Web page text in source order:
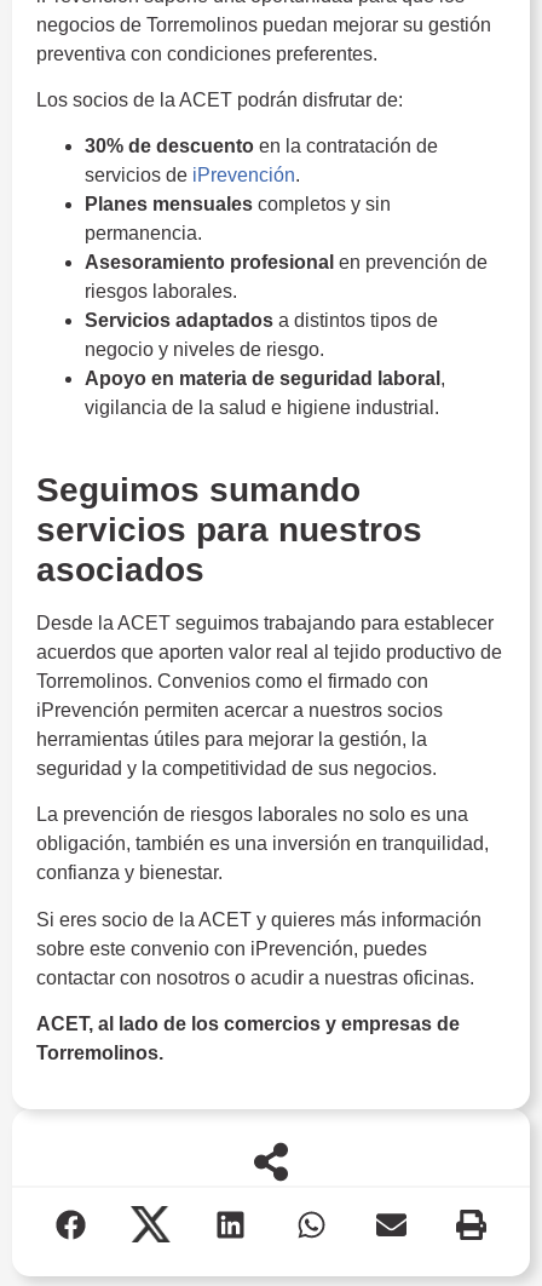
negocios de Torremolinos puedan mejorar su gestión
preventiva con condiciones preferentes.
Los socios de la ACET podrán disfrutar de:
30% de descuento en la contratación de
servicios de iPrevención.
Planes mensuales completos y sin
permanencia.
Asesoramiento profesional en prevención de
riesgos laborales.
Servicios adaptados a distintos tipos de
negocio y niveles de riesgo.
Apoyo en materia de seguridad laboral ,
vigilancia de la salud e higiene industrial.
Seguimos sumando
servicios para nuestros
asociados
Desde la ACET seguimos trabajando para establecer
acuerdos que aporten valor real al tejido productivo de
Torremolinos. Convenios como el firmado con
iPrevención permiten acercar a nuestros socios
herramientas útiles para mejorar la gestión, la
seguridad y la competitividad de sus negocios.
La prevención de riesgos laborales no solo es una
obligación, también es una inversión en tranquilidad,
confianza y bienestar.
Si eres socio de la ACET y quieres más información
sobre este convenio con iPrevención, puedes
contactar con nosotros o acudir a nuestras oficinas.
ACET, al lado de los comercios y empresas de
Torremolinos.